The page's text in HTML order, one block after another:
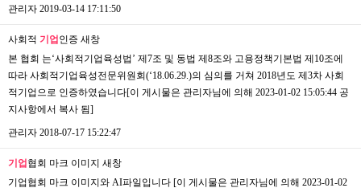
관리자 2019-03-14 17:11:50
사회적 기업 인증 새창
본 협회 는‘사회적기업육성법’ 제7조 및 동법 제8조와 고용정책기본법 제10조에
따라 사회적기업육성전문위원회(‘18.06.29.)의 심의를 거쳐 2018년도 제3차 사회
적기업으로 인증하였습니다[이 게시물은 관리자님에 의해 2023-01-02 15:05:44 공
지사항에서 복사 됨]
관리자 2018-07-17 15:22:47
기업 협회 마크 이미지 새창
기업협회 마크 이미지와 AI파일입니다 [이 게시물은 관리자님에 의해 2023-01-02